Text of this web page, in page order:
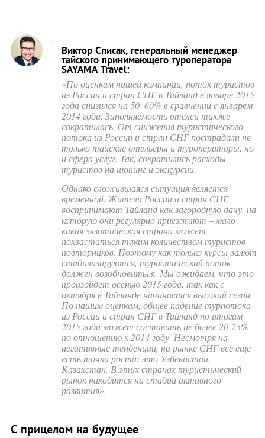
Виктор Списак, генеральный менеджер
тайского принимающего туроператора
SAYAMA Travel:
«По оценкам нашей компании, поток туристов
из России и стран СНГ в Тайланд в январе 2015
года снизился на 50–60% в сравнении с январем
2014 года. Заполняемость отелей также
сократилась. От снижения туристического
потока из России и стран СНГ пострадали не
только тайские отельеры и туроператоры, но
и сфера услуг. Так, сократились расходы
туристов на шопинг и экскурсии.
Однако сложившаяся ситуация является
временной. Жители России и стран СНГ
воспринимают Тайланд как загородную дачу, на
которую они регулярно приезжают – мало
какая экзотическая страна может
похвастаться таким количеством туристов-
повторников. Поэтому как только курсы валют
стабилизируются, туристический поток
должен возобновитьcя. Мы ожидаем, что это
произойдет осенью 2015 года, так как с
октября в Тайланде начинается высокий сезон.
По нашим оценкам, общее падение турпотока
из России и стран СНГ в Тайланд по итогам
2015 года может составить не более 20-25%
по отношению к 2014 году. Несмотря на
негативные тенденции, на рынке СНГ все еще
есть точки роста: это Узбекистан,
Казахстан. В этих странах туристический
рынок находится на стадии активного
развития».
С прицелом на будущее